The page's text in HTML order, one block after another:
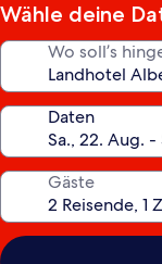
Wähle deine
Wo soll’s
Daten
Gäste